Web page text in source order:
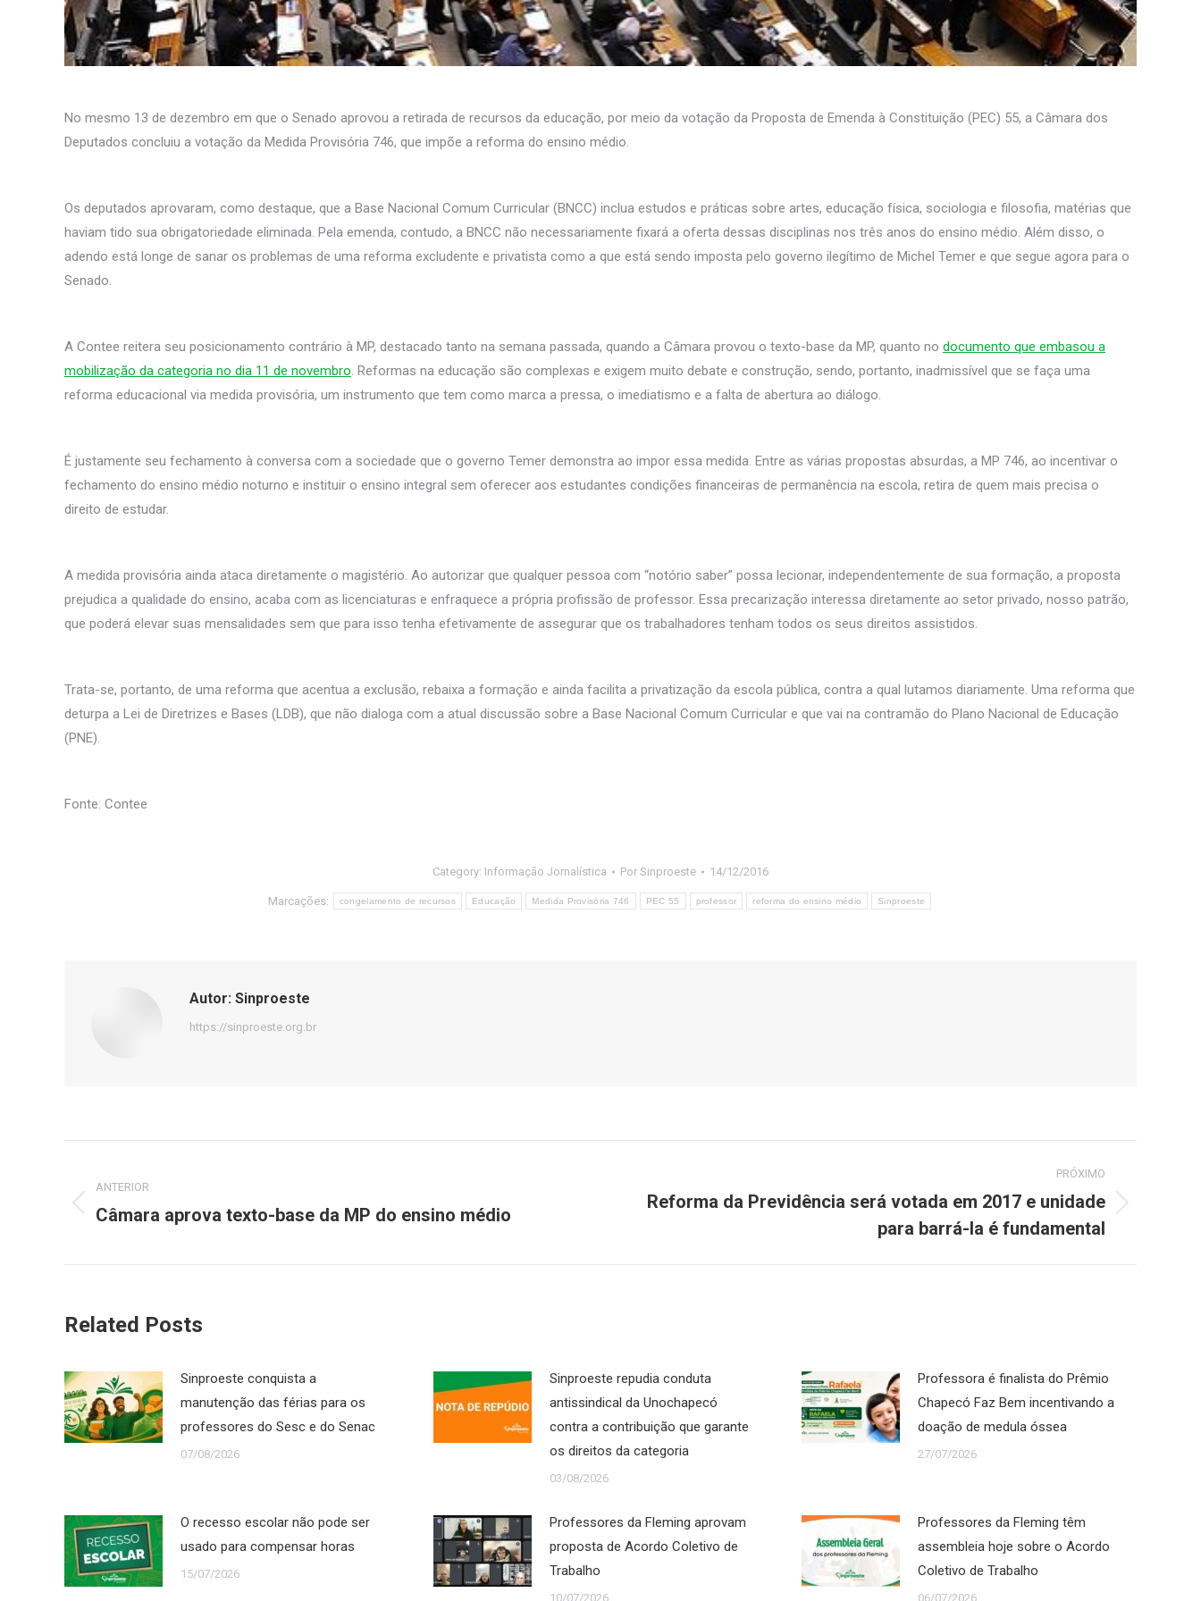
No mesmo 13 de dezembro em que o Senado aprovou a retirada de recursos da educação, por meio da votação da Proposta de Emenda à Constituição (PEC) 55, a Câmara dos
Deputados concluiu a votação da Medida Provisória 746, que impõe a reforma do ensino médio.
Os deputados aprovaram, como destaque, que a Base Nacional Comum Curricular (BNCC) inclua estudos e práticas sobre artes, educação física, sociologia e filosofia, matérias que
haviam tido sua obrigatoriedade eliminada. Pela emenda, contudo, a BNCC não necessariamente fixará a oferta dessas disciplinas nos três anos do ensino médio. Além disso, o
adendo está longe de sanar os problemas de uma reforma excludente e privatista como a que está sendo imposta pelo governo ilegítimo de Michel Temer e que segue agora para o
Senado.
A Contee reitera seu posicionamento contrário à MP, destacado tanto na semana passada, quando a Câmara provou o texto-base da MP, quanto no documento que embasou a
mobilização da categoria no dia 11 de novembro. Reformas na educação são complexas e exigem muito debate e construção, sendo, portanto, inadmissível que se faça uma
reforma educacional via medida provisória, um instrumento que tem como marca a pressa, o imediatismo e a falta de abertura ao diálogo.
É justamente seu fechamento à conversa com a sociedade que o governo Temer demonstra ao impor essa medida. Entre as várias propostas absurdas, a MP 746, ao incentivar o
fechamento do ensino médio noturno e instituir o ensino integral sem oferecer aos estudantes condições financeiras de permanência na escola, retira de quem mais precisa o
direito de estudar.
A medida provisória ainda ataca diretamente o magistério. Ao autorizar que qualquer pessoa com “notório saber” possa lecionar, independentemente de sua formação, a proposta
prejudica a qualidade do ensino, acaba com as licenciaturas e enfraquece a própria profissão de professor. Essa precarização interessa diretamente ao setor privado, nosso patrão,
que poderá elevar suas mensalidades sem que para isso tenha efetivamente de assegurar que os trabalhadores tenham todos os seus direitos assistidos.
Trata-se, portanto, de uma reforma que acentua a exclusão, rebaixa a formação e ainda facilita a privatização da escola pública, contra a qual lutamos diariamente. Uma reforma que
deturpa a Lei de Diretrizes e Bases (LDB), que não dialoga com a atual discussão sobre a Base Nacional Comum Curricular e que vai na contramão do Plano Nacional de Educação
(PNE).
Fonte: Contee
Category: Informação Jornalística Por Sinproeste 14/12/2016
Marcações: congelamento de recursos Educação Medida Provisória 746 PEC 55 professor reforma do ensino médio Sinproeste
Autor: Sinproeste
https://sinproeste.org.br
deANTERIOR
Post
Câmara aprova texto-base da MP do ensino médio
PRÓXIMO
Próximo
Reforma da Previdência será votada em 2017 e unidade
para barrá-la é fundamental
Related Posts
Sinproeste conquista a
manutenção das férias para os
professores do Sesc e do Senac
07/08/2026
Sinproeste repudia conduta
antissindical da Unochapecó
contra a contribuição que garante
os direitos da categoria
03/08/2026
Professora é finalista do Prêmio
Chapecó Faz Bem incentivando a
doação de medula óssea
27/07/2026
O recesso escolar não pode ser
usado para compensar horas
15/07/2026
Professores da Fleming aprovam
proposta de Acordo Coletivo de
Trabalho
10/07/2026
Professores da Fleming têm
assembleia hoje sobre o Acordo
Coletivo de Trabalho
06/07/2026